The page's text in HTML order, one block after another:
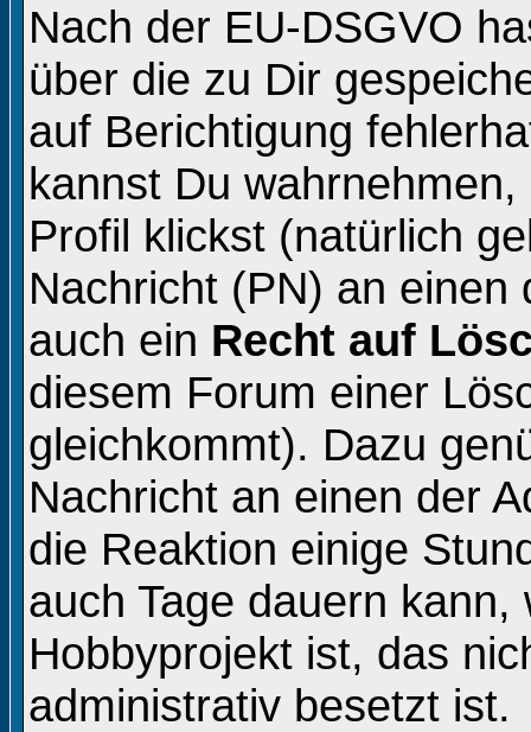
Nach der EU-DSGVO
über die zu Dir
auf Berichtigung
kannst Du
Profil klickst (natürlich
Nachricht (PN) an
auch ein Recht auf
diesem Forum einer
gleichkommt). Dazu
Nachricht an einen der
die Reaktion einige
auch Tage dauern
Hobbyprojekt ist, das
administrativ besetzt ist.